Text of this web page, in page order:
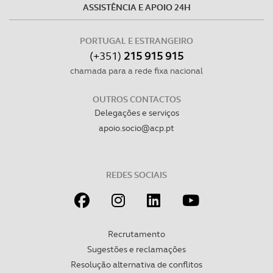
dados pessoais serão realizadas apenas com o seu
necessário no contexto dos serviços a prestar.
Realçamos que o bloqueio de certo tipo de Cookies e
experiência de navegação no Website e nos serviços
ASSISTÊNCIA E APOIO 24H
PORTUGAL E ESTRANGEIRO
(+351) 215 915 915
chamada para a rede fixa nacional
OUTROS CONTACTOS
Delegações e serviços
apoio.socio@acp.pt
REDES SOCIAIS
Recrutamento
Sugestões e reclamações
Resolução alternativa de conflitos